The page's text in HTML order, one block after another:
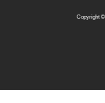
Copyright